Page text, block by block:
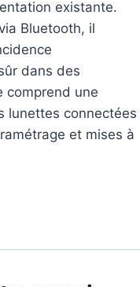
existante.
Bluetooth, il
dans des
comprend une
lunettes connectées
et mises à